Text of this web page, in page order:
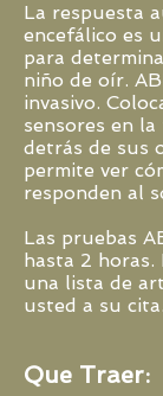
La respuesta
encefálico es
para
niño de oír.
invasivo.
sensores en
detrás de sus
permite ver
responden al
Las pruebas
hasta 2 horas.
una lista de
usted a su cita.
Que Traer: